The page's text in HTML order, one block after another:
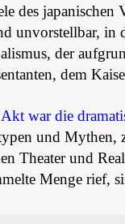
des
unvorstellbar, in
der
dem
war die
und Mythen,
Theater und
Menge rief,